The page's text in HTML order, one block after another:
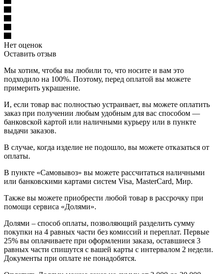
Нет оценок
Оставить отзыв
Мы хотим, чтобы вы любили то, что носите и вам это
подходило на 100%. Поэтому, перед оплатой вы можете
примерить украшение.
И, если товар вас полностью устраивает, вы можете оплатить
заказ при получении любым удобным для вас способом —
банковской картой или наличными курьеру или в пункте
выдачи заказов.
В случае, когда изделие не подошло, вы можете отказаться от
оплаты.
В пункте «Самовывоз» вы можете рассчитаться наличными
или банковскими картами систем Visa, MasterCard, Мир.
Также вы можете приобрести любой товар в рассрочку при
помощи сервиса «Долями».
Долями – способ оплаты, позволяющий разделить сумму
покупки на 4 равных части без комиссий и переплат. Первые
25% вы оплачиваете при оформлении заказа, оставшиеся 3
равных части спишутся с вашей карты с интервалом 2 недели.
Документы при оплате не понадобятся.